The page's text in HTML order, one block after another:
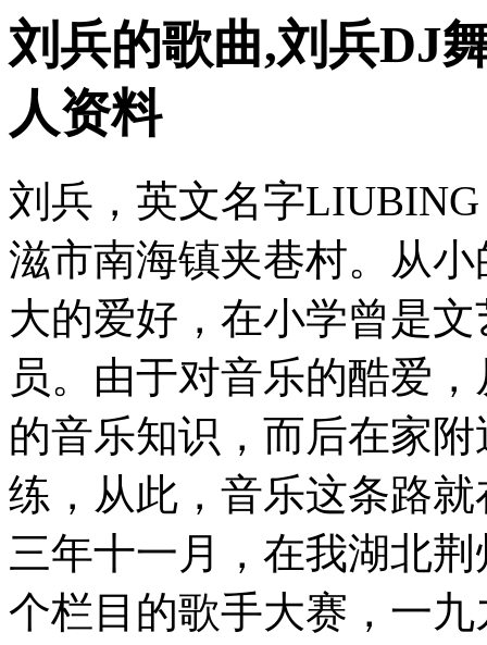
刘兵的歌曲,刘兵DJ
人资料
刘兵，英文名字
滋市南海镇夹巷村。从
大的爱好，在小学曾是
员。由于对音乐的酷爱
的音乐知识，而后在家
练，从此，音乐这条路
三年十一月，在我湖北
个栏目的歌手大赛，一